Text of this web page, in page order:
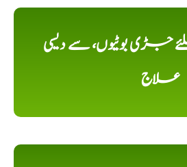
جڑی بوٹیوں، سے دیسی
علاج